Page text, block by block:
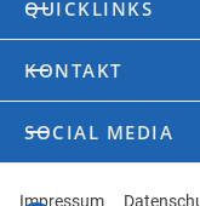
QUICKLINKS
KONTAKT
SOCIAL MEDIA
Impressum